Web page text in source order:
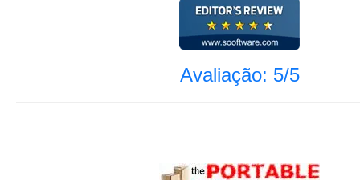
Avaliação: 5/5